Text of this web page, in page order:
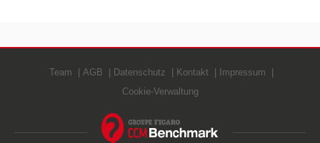
Team AGB Datenschutz Kontakt
Impressum
Cookie-Verwaltung